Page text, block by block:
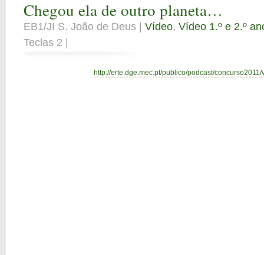
Chegou ela de outro planeta…
EB1/JI S. João de Deus | Vídeo, Vídeo 1.º e 2.º
Teclas 2 |
http://erte.dge.mec.pt/publico/podcast/